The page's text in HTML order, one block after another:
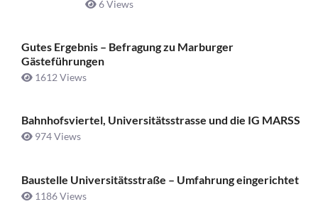
6 Views
Gutes Ergebnis – Befragung zu Marburger
Gästeführungen
1612 Views
Bahnhofsviertel, Universitätsstrasse und die IG MARSS
974 Views
Baustelle Universitätsstraße ­– Umfahrung eingerichtet
1186 Views